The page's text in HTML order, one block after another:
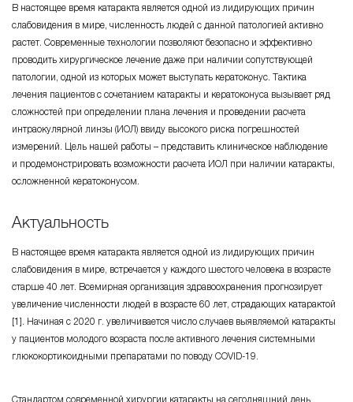
В настоящее время катаракта является одной из лидирующих причин
слабовидения в мире, численность людей с данной патологией активно
растет. Современные технологии позволяют безопасно и эффективно
проводить хирургическое лечение даже при наличии сопутствующей
патологии, одной из которых может выступать кератоконус. Тактика
лечения пациентов с сочетанием катаракты и кератоконуса вызывает ряд
сложностей при определении плана лечения и проведении расчета
интраокулярной линзы (ИОЛ) ввиду высокого риска погрешностей
измерений. Цель нашей работы – представить клиническое наблюдение
и продемонстрировать возможности расчета ИОЛ при наличии катаракты,
осложненной кератоконусом.
Актуальность
В настоящее время катаракта является одной из лидирующих причин
слабовидения в мире, встречается у каждого шестого человека в возрасте
старше 40 лет. Всемирная организация здравоохранения прогнозирует
увеличение численности людей в возрасте 60 лет, страдающих катарактой
[1]. Начиная с 2020 г. увеличивается число случаев выявляемой катаракты
у пациентов молодого возраста после активного лечения системными
глюкокортикоидными препаратами по поводу COVID-19.
Стандартом современной хирургии катаракты на сегодняшний день